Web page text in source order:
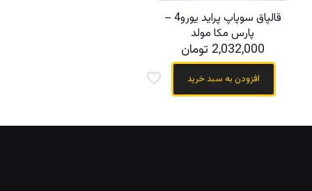
قالپاق سوپاپ پراید یورو4 –
پارس مکا مولد
2,032,000 تومان
افزودن به سبد خرید